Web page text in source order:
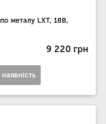
металу LXT, 18В,
9 220 грн